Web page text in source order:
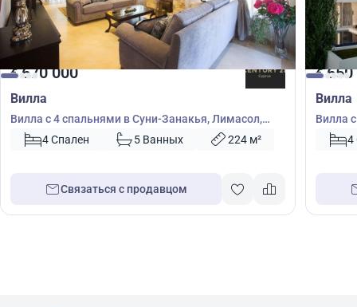
€670 000
Вилла
Вилла с 4 спальнями в Суни-Занакья, Лимасол,
Кипр № 55035
4 Спален 5 Ванных 224 м²
Связаться с продавцом
€650
Вилла
Вилла
384554